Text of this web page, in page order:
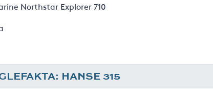
Northstar Explorer 710
HANSE 315